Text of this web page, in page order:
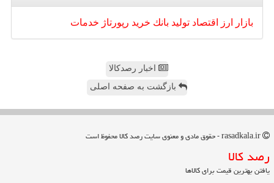
بازار ارز اقتصاد تولید بانك خرید رپورتاژ خدمات
اخبار رصدکالا
بازگشت به صفحه اصلی
رصد كالا
یافتن بهترین قیمت برای کالاها